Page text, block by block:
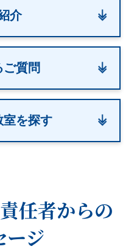
介
ご質問
室を探す
責任者からの
ージ